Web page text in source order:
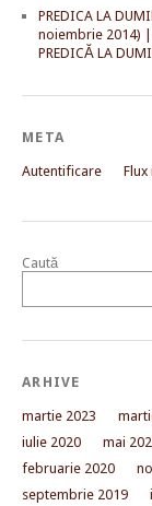
PREDICA LA
noiembrie 2014)
PREDICĂ LA
META
Autentificare
Caută
ARHIVE
martie 2023
iulie 2020
mai
februarie 2020
septembrie 2019